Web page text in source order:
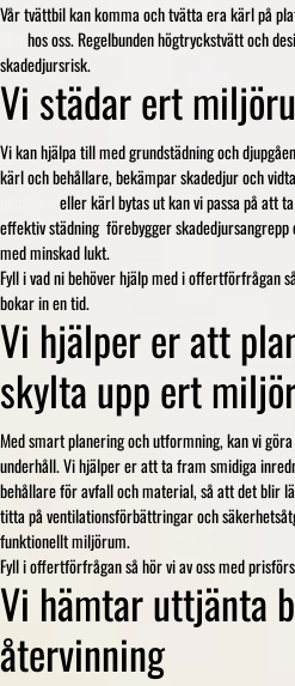
Vår tvättbil kan komma och tvätta era kärl på
hos oss. Regelbunden högtryckstvätt och
skadedjursrisk.
Vi städar ert
Vi kan hjälpa till med grundstädning och
kärl och behållare, bekämpar skadedjur och
eller kärl bytas ut kan vi passa på att
effektiv städning förebygger
med minskad lukt.
Fyll i vad ni behöver hjälp med i offertförfrågan
bokar in en tid.
Vi hjälper er att
skylta upp ert
Med smart planering och utformning, kan vi
underhåll. Vi hjälper er att ta fram smidiga
behållare för avfall och material, så att det blir
titta på ventilationsförbättringar och
funktionellt miljörum.
Fyll i offertförfrågan så hör vi av oss med
Vi hämtar uttjänta
återvinning